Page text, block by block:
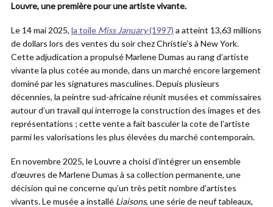
Louvre, une première pour une artiste vivante.
Le 14 mai 2025, la toile Miss January(1997) a atteint 13,63 millions
de dollars lors des ventes du soir chez Christie’s à New York.
Cette adjudication a propulsé Marlene Dumas au rang d’artiste
vivante la plus cotée au monde, dans un marché encore largement
dominé par les signatures masculines. Depuis plusieurs
décennies, la peintre sud-africaine réunit musées et commissaires
autour d’un travail qui interroge la construction des images et des
représentations ; cette vente a fait basculer la cote de l’artiste
parmi les valorisations les plus élevées du marché contemporain.
En novembre 2025, le Louvre a choisi d’intégrer un ensemble
d’œuvres de Marlene Dumas à sa collection permanente, une
décision qui ne concerne qu’un très petit nombre d’artistes
vivants. Le musée a installé Liaisons, une série de neuf tableaux,